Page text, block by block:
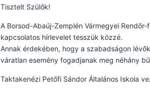
Tisztelt Szülők!
A Borsod-Abaúj-Zemplén Vármegyei
kapcsolatos hírlevelet tesszük közzé.
Annak érdekében, hogy a szabadságon
váratlan esemény fogadjanak meg néhány
Taktakenézi Petőfi Sándor Általános Iskola